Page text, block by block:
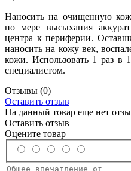
Наносить на очищенную
по мере высыхания
центра к периферии.
наносить на кожу век,
кожи. Использовать 1 раз в
специалистом.
Отзывы (0)
Оставить отзыв
На данный товар еще нет
Оставить отзыв
Оцените товар